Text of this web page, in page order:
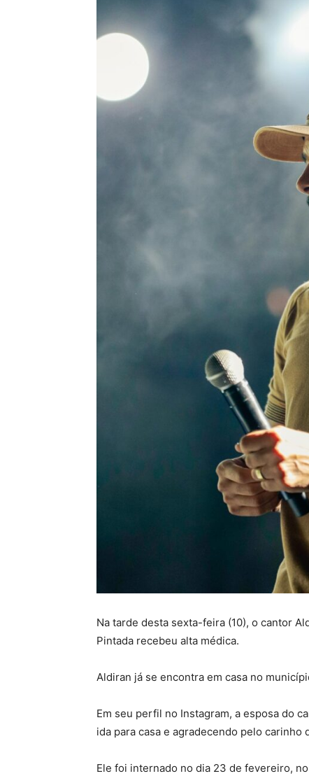
Na tarde desta sexta-feira (10), o cantor
Pintada recebeu alta médica.
Aldiran já se encontra em casa no
Em seu perfil no Instagram, a esposa do
ida para casa e agradecendo pelo carinho
Ele foi internado no dia 23 de fevereiro,